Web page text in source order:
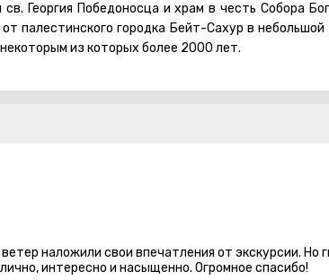
Георгия Победоносца и храм в честь Собора
палестинского городка Бейт-Сахур в небольшой
из которых более 2000 лет.
как Поле Пастушков, где Ангел возвестил
наложили свои впечатления от экскурсии. Но
интересно и насыщенно. Огромное спасибо!